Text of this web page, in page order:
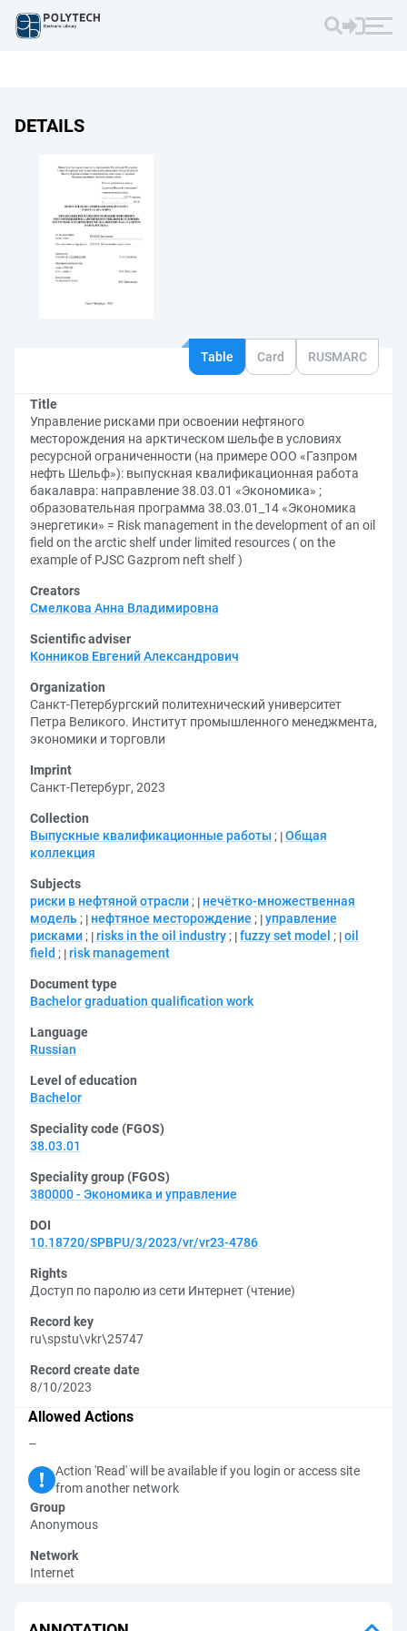
DETAILS
Table Card RUSMARC
Title
Управление рисками при освоении нефтяного
месторождения на арктическом шельфе в условиях
ресурсной ограниченности (на примере ООО «Газпром
нефть Шельф»): выпускная квалификационная работа
бакалавра: направление 38.03.01 «Экономика» ;
образовательная программа 38.03.01_14 «Экономика
энергетики» = Risk management in the development of an oil
field on the arctic shelf under limited resources ( on the
example of PJSC Gazprom neft shelf )
Creators
Смелкова Анна Владимировна
Scientific adviser
Конников Евгений Александрович
Organization
Санкт-Петербургский политехнический университет
Петра Великого. Институт промышленного менеджмента,
экономики и торговли
Imprint
Санкт-Петербург, 2023
Collection
Выпускные квалификационные работы ; Общая
коллекция
Subjects
риски в нефтяной отрасли ;
нечётко-множественная
модель ; нефтяное месторождение ; управление
рисками ; risks in the oil industry ; fuzzy set model ; oil
field ; risk management
Document type
Bachelor graduation qualification work
Language
Russian
Level of education
Bachelor
Speciality code (FGOS)
38.03.01
Speciality group (FGOS)
380000 - Экономика и управление
DOI
10.18720/SPBPU/3/2023/vr/vr23-4786
Rights
Доступ по паролю из сети Интернет (чтение)
Record key
ru\spstu\vkr\25747
Record create date
8/10/2023
Allowed Actions
–
Action 'Read' will be available if you login or access site
from another network
Group
Anonymous
Network
Internet